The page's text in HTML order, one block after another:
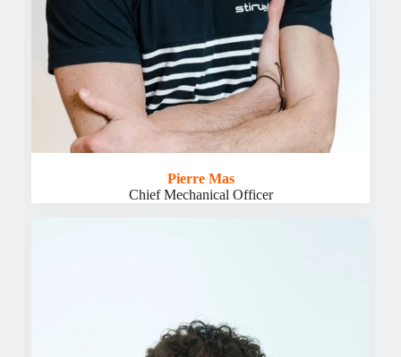
Pierre Mas
Chief Mechanical Officer